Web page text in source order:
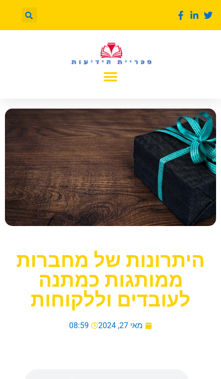
היתרונות של מחברות
ממותגות כמתנה
לעובדים וללקוחות
מאי 27, 2024 08:59